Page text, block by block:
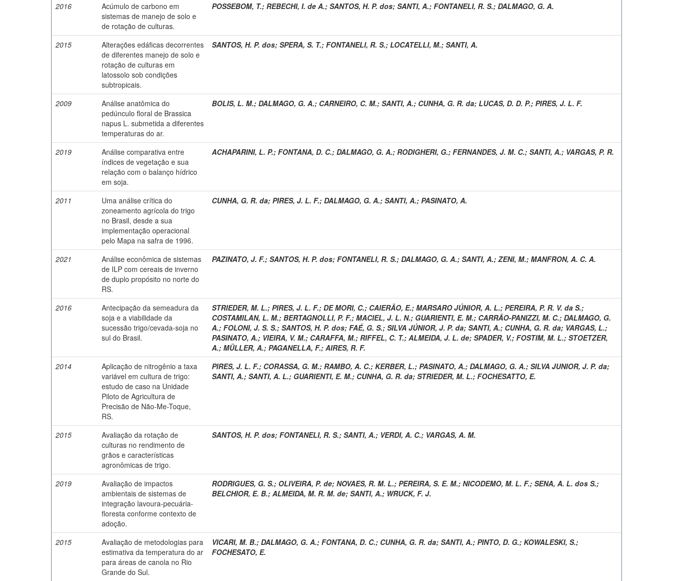
2016
Acúmulo de carbono em
sistemas de manejo de solo e
de rotação de culturas.
POSSEBOM, T.; REBECHI, I. de A.; SANTOS, H. P. dos; SANTI, A.; FONTANELI, R. S.; DALMAGO, G. A.
2015
Alterações edáficas decorrentes
de diferentes manejo de solo e
rotação de culturas em
latossolo sob condições
subtropicais.
SANTOS, H. P. dos; SPERA, S. T.; FONTANELI, R. S.; LOCATELLI, M.; SANTI, A.
2009
Análise anatômica do
pedúnculo floral de Brassica
napus L. submetida a diferentes
temperaturas do ar.
BOLIS, L. M.; DALMAGO, G. A.; CARNEIRO, C. M.; SANTI, A.; CUNHA, G. R. da; LUCAS, D. D. P.; PIRES, J. L. F.
2019
Análise comparativa entre
índices de vegetação e sua
relação com o balanço hídrico
em soja.
ACHAPARINI, L. P.; FONTANA, D. C.; DALMAGO, G. A.; RODIGHERI, G.; FERNANDES, J. M. C.; SANTI, A.; VARGAS, P. R.
2011
Uma análise crítica do
zoneamento agrícola do trigo
no Brasil, desde a sua
implementação operacional
pelo Mapa na safra de 1996.
CUNHA, G. R. da; PIRES, J. L. F.; DALMAGO, G. A.; SANTI, A.; PASINATO, A.
2021
Análise econômica de sistemas
de ILP com cereais de inverno
de duplo propósito no norte do
RS.
PAZINATO, J. F.; SANTOS, H. P. dos; FONTANELI, R. S.; DALMAGO, G. A.; SANTI, A.; ZENI, M.; MANFRON, A. C. A.
2016
Antecipação da semeadura da
soja e a viabilidade da
sucessão trigo/cevada-soja no
sul do Brasil.
STRIEDER, M. L.; PIRES, J. L. F.; DE MORI, C.; CAIERÃO, E.; MARSARO JÚNIOR, A. L.; PEREIRA, P. R. V. da S.;
COSTAMILAN, L. M.; BERTAGNOLLI, P. F.; MACIEL, J. L. N.; GUARIENTI, E. M.; CARRÃO-PANIZZI, M. C.; DALMAGO, G.
A.; FOLONI, J. S. S.; SANTOS, H. P. dos; FAÉ, G. S.; SILVA JÚNIOR, J. P. da; SANTI, A.; CUNHA, G. R. da; VARGAS, L.;
PASINATO, A.; VIEIRA, V. M.; CARAFFA, M.; RIFFEL, C. T.; ALMEIDA, J. L. de; SPADER, V.; FOSTIM, M. L.; STOETZER,
A.; MÜLLER, A.; PAGANELLA, F.; AIRES, R. F.
2014
Aplicação de nitrogênio a taxa
variável em cultura de trigo:
estudo de caso na Unidade
Piloto de Agricultura de
Precisão de Não-Me-Toque,
RS.
PIRES, J. L. F.; CORASSA, G. M.; RAMBO, A. C.; KERBER, L.; PASINATO, A.; DALMAGO, G. A.; SILVA JUNIOR, J. P. da;
SANTI, A.; SANTI, A. L.; GUARIENTI, E. M.; CUNHA, G. R. da; STRIEDER, M. L.; FOCHESATTO, E.
2015
Avaliação da rotação de
culturas no rendimento de
grãos e características
agronômicas de trigo.
SANTOS, H. P. dos; FONTANELI, R. S.; SANTI, A.; VERDI, A. C.; VARGAS, A. M.
2019
Avaliação de impactos
ambientais de sistemas de
integração lavoura-pecuária-
floresta conforme contexto de
adoção.
RODRIGUES, G. S.; OLIVEIRA, P. de; NOVAES, R. M. L.; PEREIRA, S. E. M.; NICODEMO, M. L. F.; SENA, A. L. dos S.;
BELCHIOR, E. B.; ALMEIDA, M. R. M. de; SANTI, A.; WRUCK, F. J.
2015
Avaliação de metodologias para
estimativa da temperatura do ar
para áreas de canola no Rio
Grande do Sul.
VICARI, M. B.; DALMAGO, G. A.; FONTANA, D. C.; CUNHA, G. R. da; SANTI, A.; PINTO, D. G.; KOWALESKI, S.;
FOCHESATO, E.